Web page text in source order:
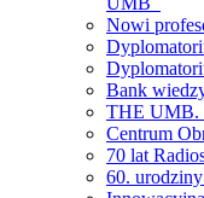
Nowi
Bank
THE UMB.
Centrum
70 lat
60.